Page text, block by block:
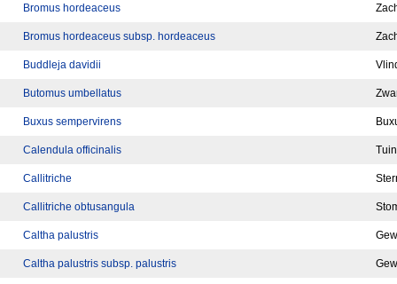
Bromus hordeaceus
Bromus hordeaceus subsp. hordeaceus
Buddleja davidii
Butomus umbellatus
Buxus sempervirens
Calendula officinalis
Callitriche
Callitriche obtusangula
Caltha palustris
Caltha palustris subsp. palustris